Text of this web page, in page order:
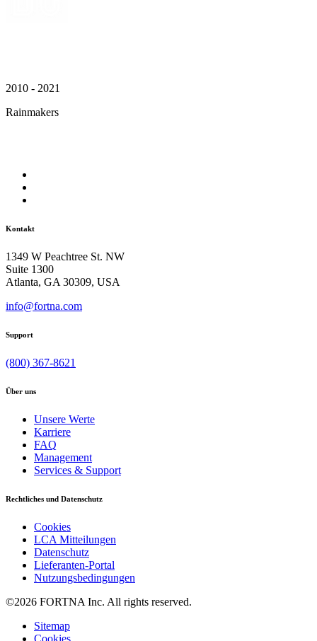
2010 - 2021
Rainmakers
Kontakt
1349 W Peachtree St. NW
Suite 1300
Atlanta, GA 30309, USA
info@fortna.com
Support
(800) 367-8621
Über uns
Unsere Werte
Karriere
FAQ
Management
Services & Support
Rechtliches und Datenschutz
Cookies
LCA Mitteilungen
Datenschutz
Lieferanten-Portal
Nutzungsbedingungen
©2026 FORTNA Inc. All rights reserved.
Sitemap
Cookies